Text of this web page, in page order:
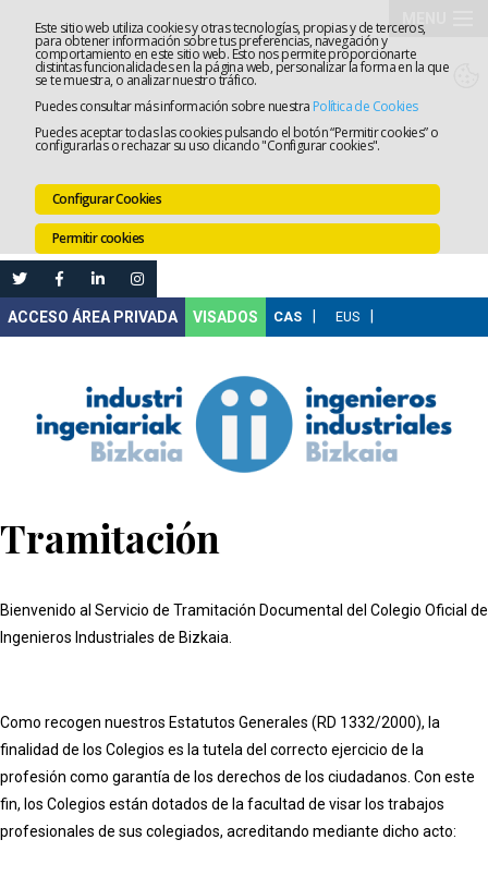
Este sitio web utiliza cookies y otras tecnologías, propias y de terceros,
para obtener información sobre tus preferencias, navegación y
comportamiento en este sitio web. Esto nos permite proporcionarte
distintas funcionalidades en la página web, personalizar la forma en la que
se te muestra, o analizar nuestro tráfico.
Puedes consultar más información sobre nuestra Política de Cookies
Puedes aceptar todas las cookies pulsando el botón “Permitir cookies” o
configurarlas o rechazar su uso clicando "Configurar cookies".
Configurar Cookies
Permitir cookies
VISADOS
Tramitación
Bienvenido al Servicio de Tramitación Documental del Colegio Oficial de
Ingenieros Industriales de Bizkaia.
Como recogen nuestros Estatutos Generales (RD 1332/2000), la
finalidad de los Colegios es la tutela del correcto ejercicio de la
profesión como garantía de los derechos de los ciudadanos. Con este
fin, los Colegios están dotados de la facultad de visar los trabajos
profesionales de sus colegiados, acreditando mediante dicho acto:
El
Colegio
Empleo
Ventanilla